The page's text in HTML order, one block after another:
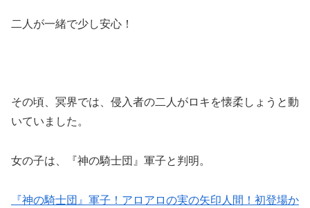
二人が一緒で少し安心！
その頃、冥界では、侵入者の二人がロキを懐柔しょうと動
いていました。
女の子は、『神の騎士団』軍子と判明。
『神の騎士団』軍子！アロアロの実の矢印人間！初登場か